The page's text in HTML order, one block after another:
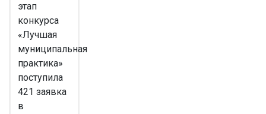
этап
конкурса
«Лучшая
муниципальная
практика»
поступила
421 заявка
в